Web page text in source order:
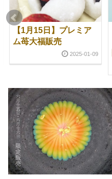
【1月15日】プレミア
ム苺大福販売
2025-01-09